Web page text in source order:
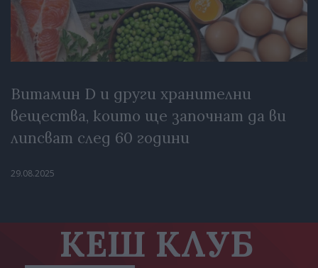
Витамин D и други хранителни
вещества, които ще започнат да ви
липсват след 60 години
29.08.2025
КЕШ КЛУБ